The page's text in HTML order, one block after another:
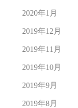
2020年1月
2019年12月
2019年11月
2019年10月
2019年9月
2019年8月